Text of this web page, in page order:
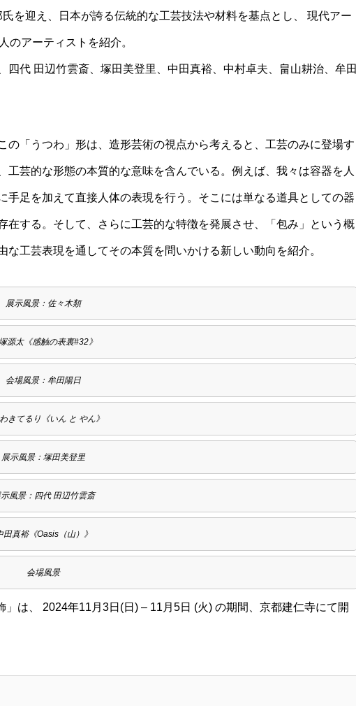
を迎え、日本が誇る伝統的な工芸技法や材料を基点とし、 現代アー
のアーティストを紹介。
代 田辺竹雲斎、塚田美登里、中田真裕、中村卓夫、畠山耕治、牟田
「うつわ」形は、造形芸術の視点から考えると、工芸のみに登場す
芸的な形態の本質的な意味を含んでいる。例えば、我々は容器を人
足を加えて直接人体の表現を行う。そこには単なる道具としての器
在する。そして、さらに工芸的な特徴を発展させ、「包み」という概
工芸表現を通してその本質を問いかける新しい動向を紹介。
展示風景：佐々木類
源太《感触の表裏#32》
会場風景：牟田陽日
きてるり《いん と やん》
展示風景：塚田美登里
風景：四代 田辺竹雲斎
田真裕《Oasis（山）》
会場風景
は、 2024年11月3日(日) – 11月5日 (火) の期間、京都建仁寺にて開